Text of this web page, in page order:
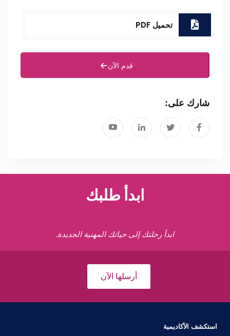
تحميل PDF
قدم الآن
شارك على:
ابدأ طلبك
ابدأ رحلتك إلى حياتك المهنية الجديدة.
أرسلها الآن
استكشف الأكاديمية